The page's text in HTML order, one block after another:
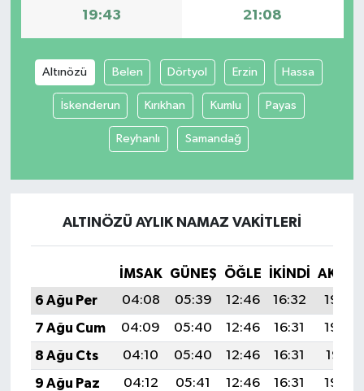
19:43 21:08
Altınözü Belen Dörtyol Erzin Hassa
İskenderun Kırıkhan Kumlu Payas
Reyhanlı Samandağ
ALTINÖZÜ AYLIK NAMAZ VAKITLERI
İMSAK GÜNEŞ ÖĞLE İKINDI
6 Ağu Per
04:08 05:39 12:46 16:32
19:43
7 Ağu Cum
04:09 05:40 12:46 16:31
19:42
8 Ağu Cts
04:10 05:40 12:46 16:31
19:41
9 Ağu Paz
04:12 05:41 12:46 16:31
19:40